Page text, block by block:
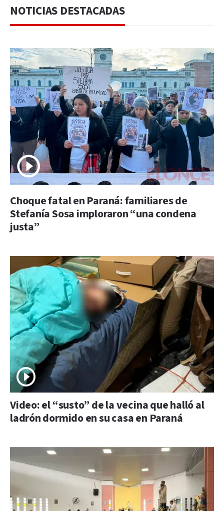
NOTICIAS DESTACADAS
Choque fatal en Paraná: familiares de
Stefanía Sosa imploraron “una condena
justa”
Video: el “susto” de la vecina que halló al
ladrón dormido en su casa en Paraná